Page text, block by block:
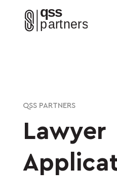
QSS PARTNERS
Lawyer